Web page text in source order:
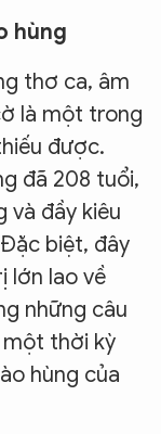
hùng
thơ ca, âm
là một trong
được.
đã 208 tuổi,
và đầy kiêu
biệt, đây
lớn lao về
những câu
một thời kỳ
hùng của